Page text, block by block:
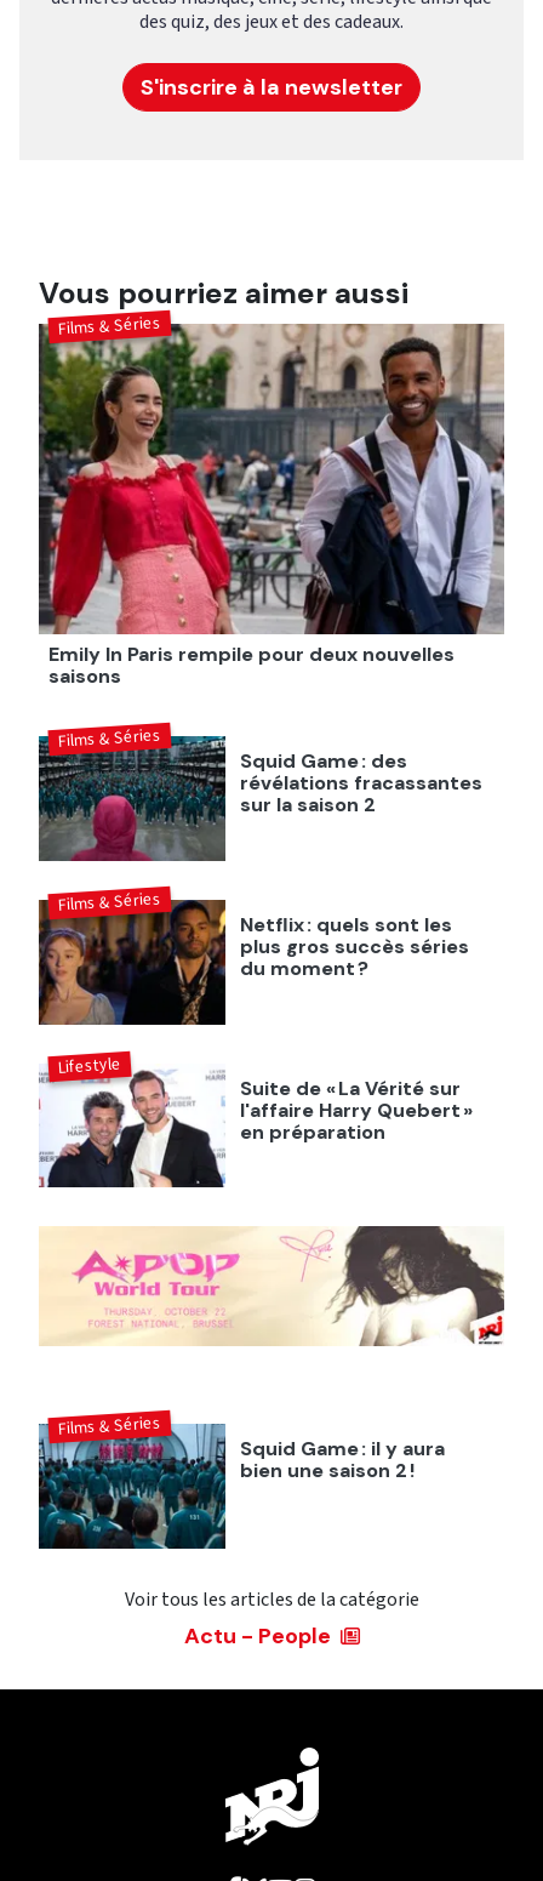
des quiz, des jeux et des cadeaux.
S'inscrire à la newsletter
Vous pourriez aimer aussi
Emily In Paris rempile pour deux nouvelles
saisons
Films & Séries
Squid Game : des
révélations fracassantes
sur la saison 2
Films & Séries
Netflix : quels sont les
plus gros succès séries
du moment ?
Films & Séries
Suite de « La Vérité sur
l'affaire Harry Quebert »
en préparation
Lifestyle
Squid Game : il y aura
bien une saison 2 !
Films & Séries
Voir tous les articles de la catégorie
Actu - People